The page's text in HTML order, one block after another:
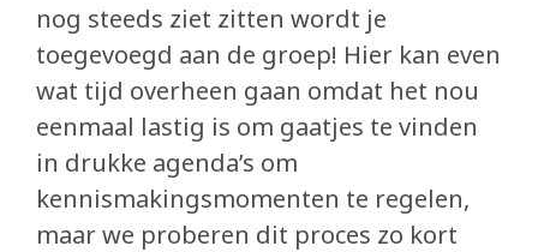
nog steeds ziet zitten wordt je
toegevoegd aan de groep! Hier kan even
wat tijd overheen gaan omdat het nou
eenmaal lastig is om gaatjes te vinden
in drukke agenda’s om
kennismakingsmomenten te regelen,
maar we proberen dit proces zo kort